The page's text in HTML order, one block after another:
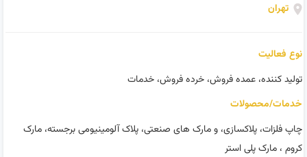
تهران
نوع فعالیت
تولید کننده، عمده فروش، خرده فروش، خدمات
خدمات/محصولات
چاپ فلزات، پلاکسازی، و مارک های صنعتی، پلاک آلومینیومی برجسته، مارک
کروم ، مارک پلی استر